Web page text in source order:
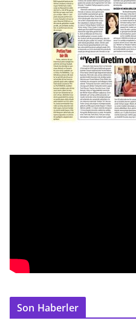
Son Haberler